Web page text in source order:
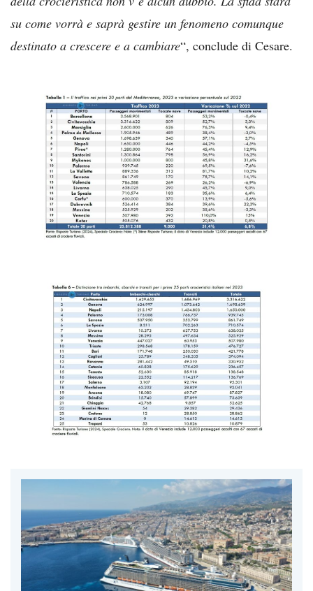
su come vorrà e saprà gestire un fenomeno comunque
destinato a crescere e a cambiare“, conclude di Cesare.